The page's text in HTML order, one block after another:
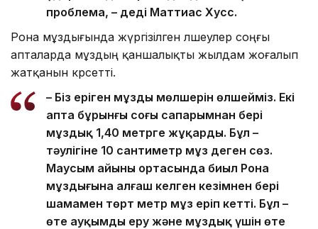
проблема, – деді Маттиас Хусс.
Рона мұздығында жүргізілген өлшеулер соңғы
апталарда мұздың қаншалықты жылдам жоғалып
жатқанын көрсетті.
– Біз еріген мұздың мөлшерін өлшейміз. Екі
апта бұрынғы соңғы сапарымнан бері
мұздық 1,40 метрге жұқарды. Бұл –
тәулігіне 10 сантиметр мұз деген сөз.
Маусым айының ортасында биыл Рона
мұздығына алғаш келген кезімнен бері
шамамен төрт метр мұз еріп кетті. Бұл –
өте ауқымды еру және мұздық үшін өте